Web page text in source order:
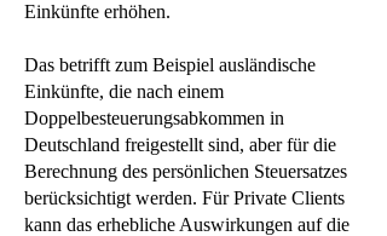
Einkünfte erhöhen.
Das betrifft zum Beispiel ausländische
Einkünfte, die nach einem
Doppelbesteuerungsabkommen in
Deutschland freigestellt sind, aber für die
Berechnung des persönlichen Steuersatzes
berücksichtigt werden. Für Private Clients
kann das erhebliche Auswirkungen auf die